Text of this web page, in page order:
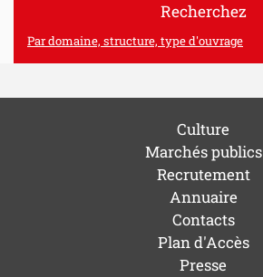
Recherchez
Par domaine, structure, type d'ouvrage
Culture
Marchés publics
Recrutement
Annuaire
Contacts
Plan d'Accès
Presse